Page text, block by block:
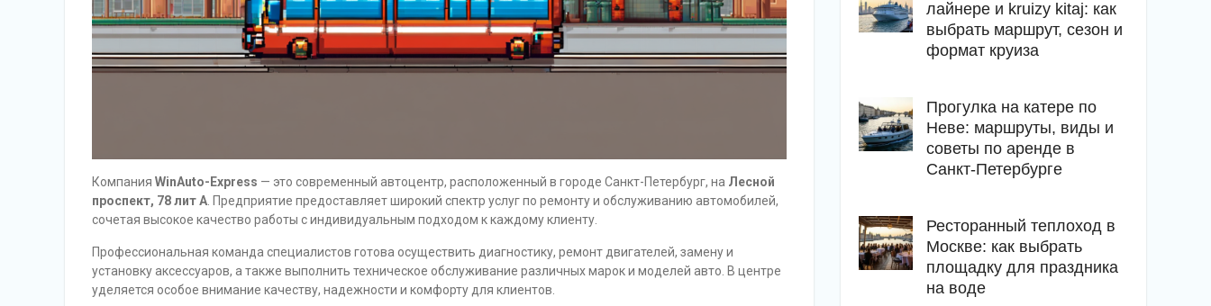
Компания WinAuto-Express — это современный автоцентр, расположенный в городе Санкт-Петербург, на Лесной
проспект, 78 лит А. Предприятие предоставляет широкий спектр услуг по ремонту и обслуживанию автомобилей,
сочетая высокое качество работы с индивидуальным подходом к каждому клиенту.
Профессиональная команда специалистов готова осуществить диагностику, ремонт двигателей, замену и
установку аксессуаров, а также выполнить техническое обслуживание различных марок и моделей авто. В центре
уделяется особое внимание качеству, надежности и комфорту для клиентов.
лайнере и kruizy kitaj: как
выбрать маршрут, сезон и
формат круиза
Прогулка на катере по
Неве: маршруты, виды и
советы по аренде в
Санкт-Петербурге
Ресторанный теплоход в
Москве: как выбрать
площадку для праздника
на воде